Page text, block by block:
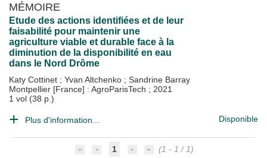
MÉMOIRE
Etude des actions identifiées et de leur
faisabilité pour maintenir une
agriculture viable et durable face à la
diminution de la disponibilité en eau
dans le Nord Drôme
Katy Cottinet ; Yvan Altchenko ; Sandrine Barray
Montpellier [France] : AgroParisTech ; 2021
1 vol (38 p.)
Plus d'information... Disponible
1
(1 - 1 / 1)